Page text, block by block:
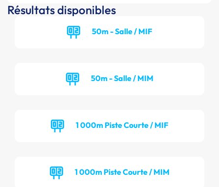
Résultats disponibles
50m - Salle / MIF
50m - Salle / MIM
1 000m Piste Courte / MIF
1 000m Piste Courte / MIM